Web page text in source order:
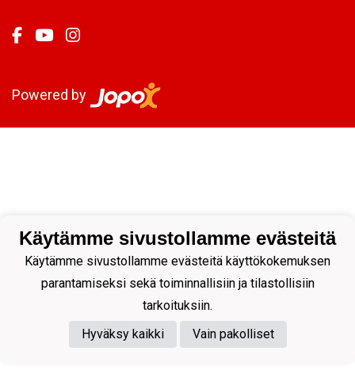
Powered by
Käytämme sivustollamme evästeitä
Käytämme sivustollamme evästeitä käyttökokemuksen
parantamiseksi sekä toiminnallisiin ja tilastollisiin
tarkoituksiin.
Hyväksy kaikki
Vain pakolliset